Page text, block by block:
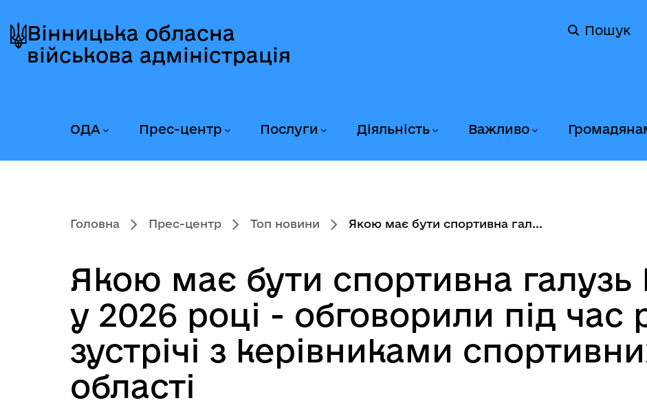
до
головного
до
головного
вмісту
до
головного
колонтитула
Вінницька обласна
військова адміністрація
Пошук
ОДА Прес-центр Послуги Діяльність Важливо
Головна Прес-центр Топ новини Якою має бути спортивна гал...
Якою має бути спортивна галузь
у 2026 році - обговорили під час
зустрічі з керівниками
області